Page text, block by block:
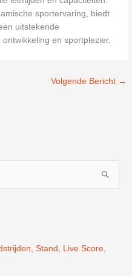
sportervaring, biedt
uitstekende
en sportplezier.
Volgende Bericht →
Stand, Live Score,